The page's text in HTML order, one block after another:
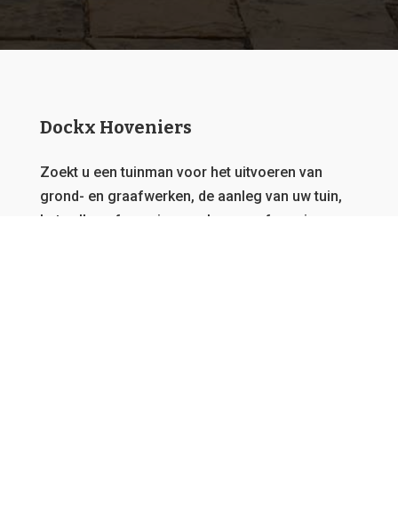
Dockx Hoveniers
Zoekt u een tuinman voor het uitvoeren van
grond- en graafwerken, de aanleg van uw tuin,
het vellen of snoeien van bomen of overig